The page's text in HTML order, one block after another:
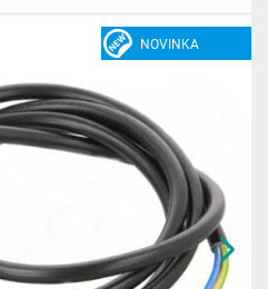
NOVINKA